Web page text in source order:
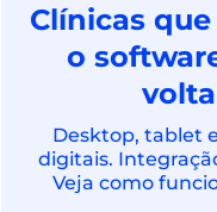
Clínicas
o
Desktop, tablet
digitais.
Veja como